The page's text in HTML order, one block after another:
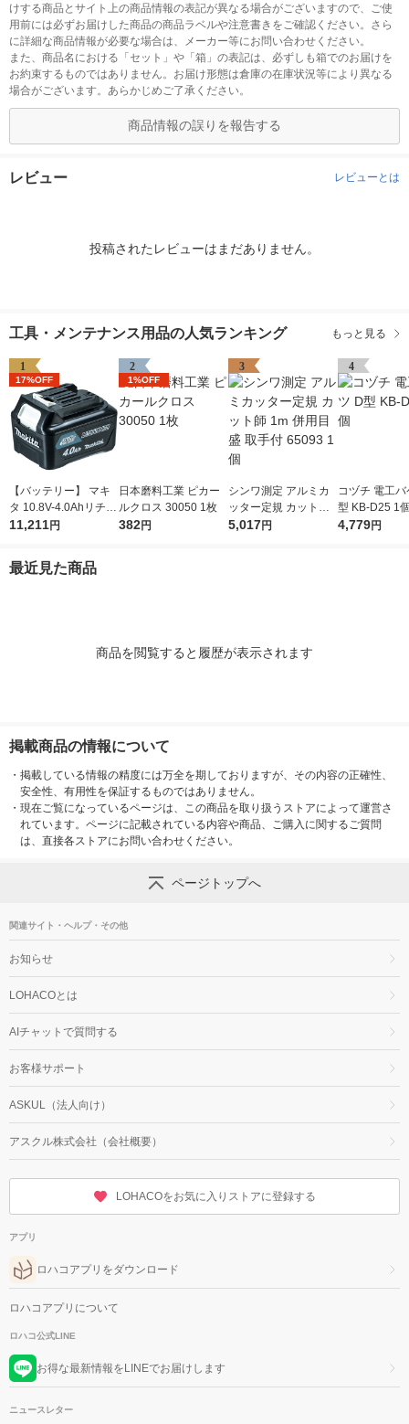
けする商品とサイト上の商品情報の表記が異なる場合がございますので、ご使
用前には必ずお届けした商品の商品ラベルや注意書きをご確認ください。さら
に詳細な商品情報が必要な場合は、メーカー等にお問い合わせください。
また、商品名における「セット」や「箱」の表記は、必ずしも箱でのお届けを
お約束するものではありません。お届け形態は倉庫の在庫状況等により異なる
場合がございます。あらかじめご了承ください。
商品情報の誤りを報告する
レビュー レビューとは
投稿されたレビューはまだありません。
工具・メンテナンス用品の人気ランキング もっと見る
1
17%OFF
【バッテリー】 マキ
タ 10.8V-4.0Ahリチウ
ムイオンバッテリ A-5
11,211円
2
1%OFF
日本磨料工業 ピカー
ルクロス 30050 1枚
382円
3
シンワ測定 アルミカ
ッター定規 カット師
1m 併用目盛 取手付 6
5,017円
4
コヅチ 電工
型 KB-D25 1
4,779円
最近見た商品
商品を閲覧すると履歴が表示されます
掲載商品の情報について
・ 掲載している情報の精度には万全を期しておりますが、その内容の正確性、
安全性、有用性を保証するものではありません。
・ 現在ご覧になっているページは、この商品を取り扱うストアによって運営さ
れています。ページに記載されている内容や商品、ご購入に関するご質問
は、直接各ストアにお問い合わせください。
ページトップへ
関連サイト・ヘルプ・その他
お知らせ
LOHACOとは
AIチャットで質問する
お客様サポート
ASKUL（法人向け）
アスクル株式会社（会社概要）
LOHACOをお気に入りストアに登録する
アプリ
ロハコアプリをダウンロード
ロハコアプリについて
ロハコ公式LINE
お得な最新情報をLINEでお届けします
ニュースレター